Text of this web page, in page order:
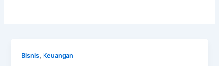
Bisnis, Keuangan